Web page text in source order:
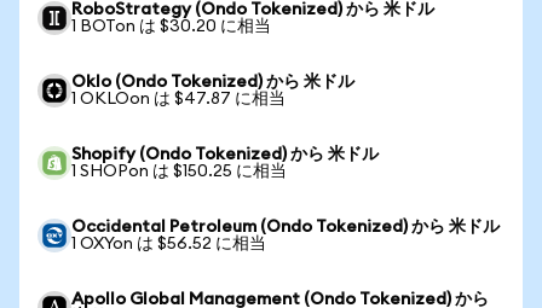
RoboStrategy (Ondo Tokenized) から 米ドル
1 BOTon は $30.20 に相当
Oklo (Ondo Tokenized) から 米ドル
1 OKLOon は $47.87 に相当
Shopify (Ondo Tokenized) から 米ドル
1 SHOPon は $150.25 に相当
Occidental Petroleum (Ondo Tokenized) から 米ドル
1 OXYon は $56.52 に相当
Apollo Global Management (Ondo Tokenized) から